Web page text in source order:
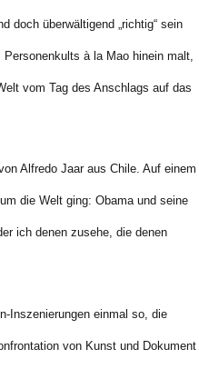
doch überwältigend „richtig“ sein
à la Mao hinein malt,
vom Tag des Anschlags auf das
Alfredo Jaar aus Chile. Auf einem
die Welt ging: Obama und seine
ich denen zusehe, die denen
Inszenierungen einmal so, die
von Kunst und Dokument